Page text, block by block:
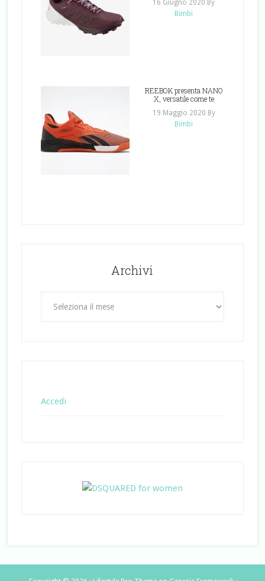
16 Giugno 2020 By
Bimbi
REEBOK presenta NANO
X, versatile come te
19 Maggio 2020 By
Bimbi
Archivi
Accedi